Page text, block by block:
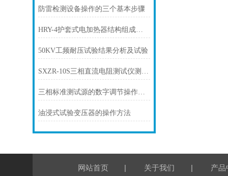
防雷检测设备操作的三个基本步骤
HRY-4护套式电加热器结构组成部分
50KV工频耐压试验结果分析及试验
SXZR-10S三相直流电阻测试仪测试方法
三相标准测试源的数字调节操作解析
油浸式试验变压器的操作方法
网站首页 | 关于我们 | 产品